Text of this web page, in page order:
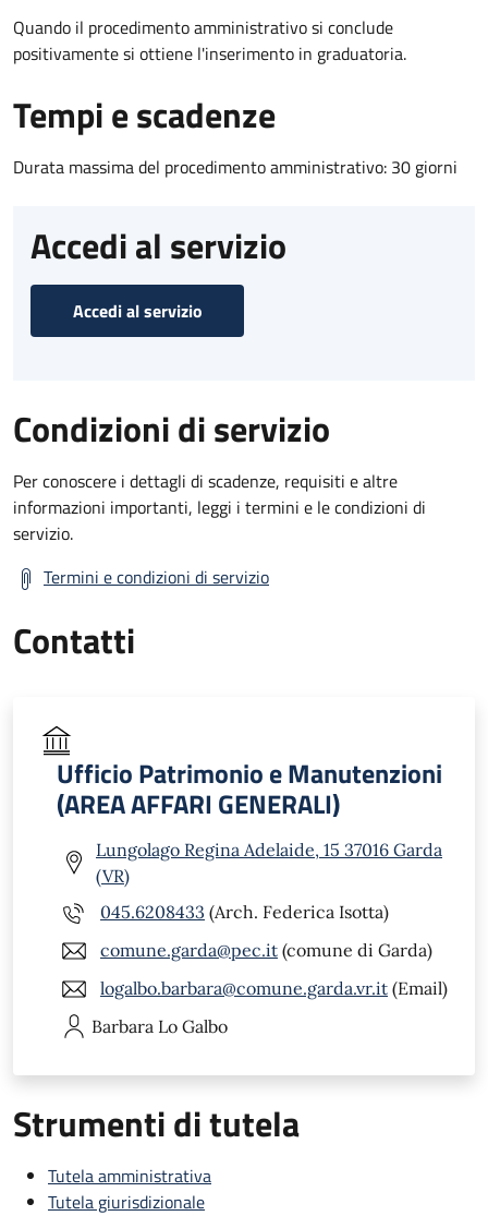
Quando il procedimento amministrativo si conclude
positivamente si ottiene l'inserimento in graduatoria.
Tempi e scadenze
Durata massima del procedimento amministrativo: 30 giorni
Accedi al servizio
Accedi al servizio
Condizioni di servizio
Per conoscere i dettagli di scadenze, requisiti e altre
informazioni importanti, leggi i termini e le condizioni di
servizio.
Termini e condizioni di servizio
Contatti
Ufficio Patrimonio e Manutenzioni
(AREA AFFARI GENERALI)
Lungolago Regina Adelaide, 15 37016 Garda
(VR)
045.6208433 (Arch. Federica Isotta)
comune.garda@pec.it (comune di Garda)
logalbo.barbara@comune.garda.vr.it (Email)
Barbara Lo Galbo
Strumenti di tutela
Tutela amministrativa
Tutela giurisdizionale